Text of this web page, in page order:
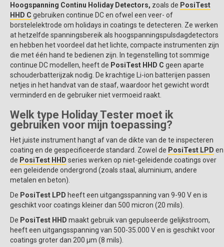
Hoogspanning Continu Holiday Detectors, zoals de PosiTest
HHD C gebruiken continue DC en ofwel een veer- of
borstelelektrode om holidays in coatings te detecteren. Ze werken
at hetzelfde spanningsbereik als hoogspanningspulsdagdetectors
en hebben het voordeel dat het lichte, compacte instrumenten zijn
die met één hand te bedienen zijn. In tegenstelling tot sommige
continue DC modellen, heeft de PosiTest HHD C geen aparte
schouderbatterijzak nodig. De krachtige Li-ion batterijen passen
netjes in het handvat van de staaf, waardoor het gewicht wordt
verminderd en de gebruiker niet vermoeid raakt.
Welk type Holiday Tester moet ik
gebruiken voor mijn toepassing?
Het juiste instrument hangt af van de dikte van de te inspecteren
coating en de gespecificeerde standard. Zowel de PosiTest LPD en
de PosiTest HHD series werken op niet-geleidende coatings over
een geleidende ondergrond (zoals staal, aluminium, andere
metalen en beton).
De PosiTest LPD heeft een uitgangsspanning van 9-90 V en is
geschikt voor coatings kleiner dan 500 micron (20 mils).
De PosiTest HHD maakt gebruik van gepulseerde gelijkstroom,
heeft een uitgangsspanning van 500-35.000 V en is geschikt voor
coatings groter dan 200 µm (8 mils).